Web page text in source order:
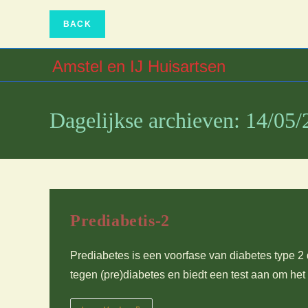
Amstel en IJ Huisartsen
Dagelijkse archieven: 14/05/
Prediabetis-2
Prediabetes is een voorfase van diabetes type
tegen (pre)diabetes en biedt een test aan om